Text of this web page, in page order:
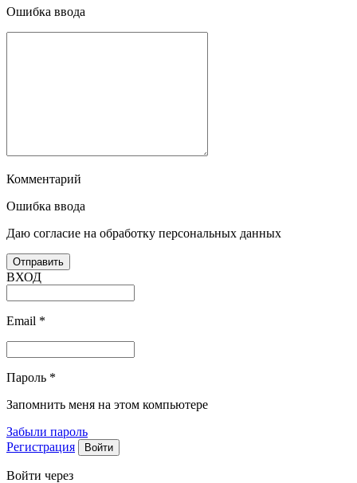
Ошибка ввода
Комментарий
Ошибка ввода
Даю согласие на обработку персональных данных
ВХОД
Email *
Пароль *
Запомнить меня на этом компьютере
Забыли пароль
Регистрация
Войти через